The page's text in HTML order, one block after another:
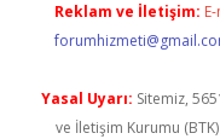
Reklam ve İletişim:
Yasal Uyarı: Sitemiz,
ve İletişim Kurumu